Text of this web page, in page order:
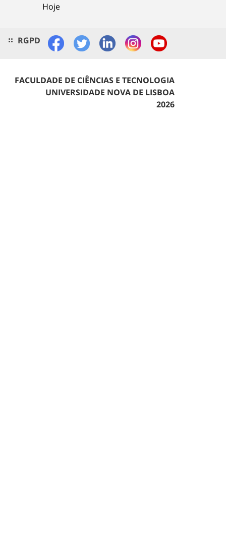
Hoje
RGPD
FACULDADE DE CIÊNCIAS E TECNOLOGIA
UNIVERSIDADE NOVA DE LISBOA
2026